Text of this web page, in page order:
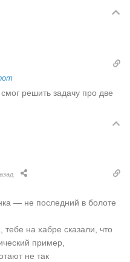
решить задачу про две
— не последний в болоте
тебе на хабре сказали, что
пример,
не так